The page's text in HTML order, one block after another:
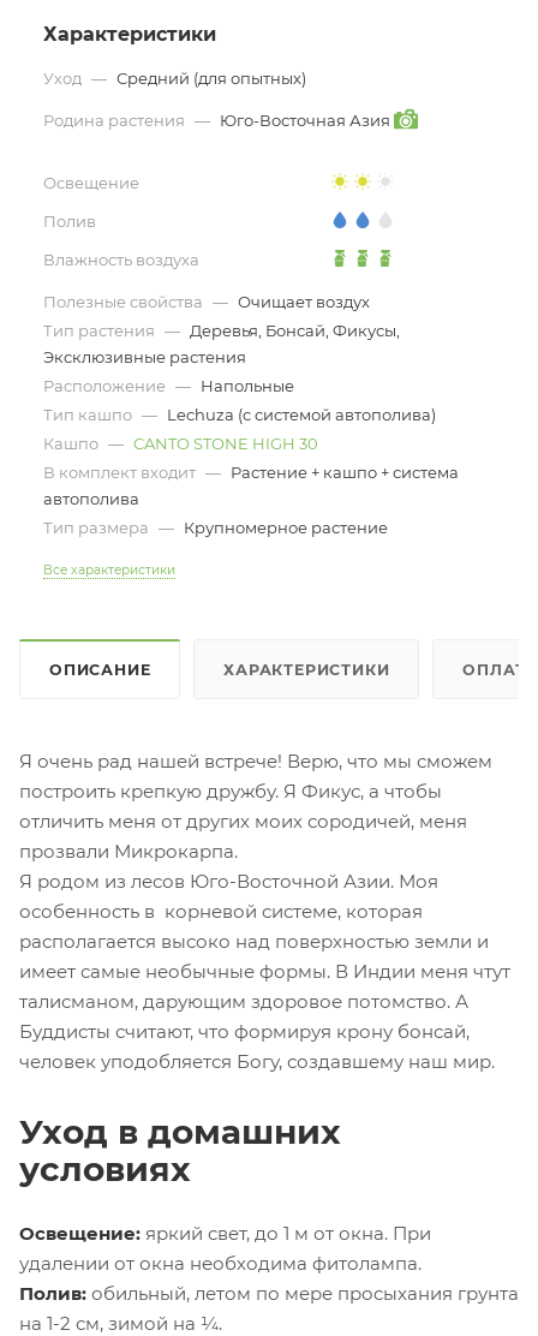
Характеристики
Уход — Средний (для опытных)
Родина растения — Юго-Восточная Азия
Освещение
Полив
Влажность воздуха
Полезные свойства — Очищает воздух
Тип растения — Деревья, Бонсай, Фикусы,
Эксклюзивные растения
Расположение — Напольные
Тип кашпо — Lechuza (с системой автополива)
Кашпо — CANTO STONE HIGH 30
В комплект входит — Растение + кашпо + система
автополива
Тип размера — Крупномерное растение
Все характеристики
ОПИСАНИЕ ХАРАКТЕРИСТИКИ
Я очень рад нашей встрече! Верю, что мы сможем
построить крепкую дружбу. Я Фикус, а чтобы
отличить меня от других моих сородичей, меня
прозвали Микрокарпа.
Я родом из лесов Юго-Восточной Азии. Моя
особенность в корневой системе, которая
располагается высоко над поверхностью земли и
имеет самые необычные формы. В Индии меня чтут
талисманом, дарующим здоровое потомство. А
Буддисты считают, что формируя крону бонсай,
человек уподобляется Богу, создавшему наш мир.
Уход в домашних
условиях
Освещение: яркий свет, до 1 м от окна. При
удалении от окна необходима фитолампа.
Полив: обильный, летом по мере просыхания грунта
на 1-2 см, зимой на ¼.